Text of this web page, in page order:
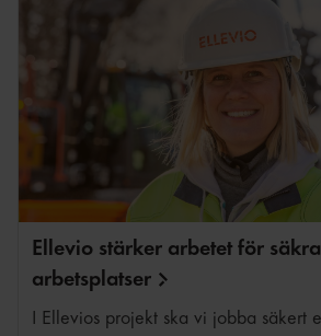
Ellevio stärker arbetet för
arbetsplatser
I Ellevios projekt ska vi jobba säkert